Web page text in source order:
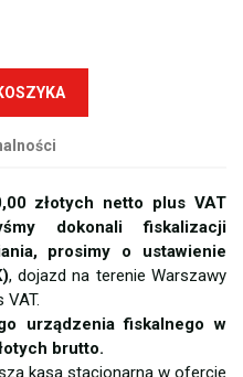
złotych netto plus VAT
dokonali fiskalizacji
prosimy o ustawienie
, dojazd na terenie Warszawy
urządzenia fiskalnego w
brutto.
kasa stacjonarna w ofercie